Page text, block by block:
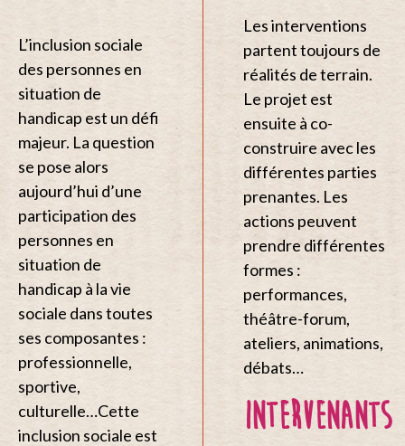
L’inclusion sociale
des personnes en
situation de
handicap est un défi
majeur. La question
se pose alors
aujourd’hui d’une
participation des
personnes en
situation de
handicap à la vie
sociale dans toutes
ses composantes :
professionnelle,
sportive,
culturelle…Cette
inclusion sociale est
Les interventions
partent toujours de
réalités de terrain.
Le projet est
ensuite à co-
construire avec les
différentes parties
prenantes. Les
actions peuvent
prendre différentes
formes :
performances,
théâtre-forum,
ateliers, animations,
débats…
INTERVENANTS